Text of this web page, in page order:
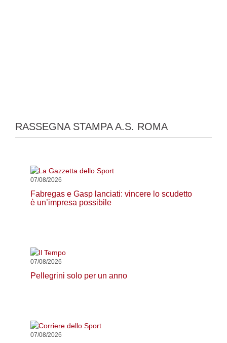
RASSEGNA STAMPA A.S. ROMA
07/08/2026
Fabregas e Gasp lanciati: vincere lo scudetto
è un’impresa possibile
07/08/2026
Pellegrini solo per un anno
07/08/2026